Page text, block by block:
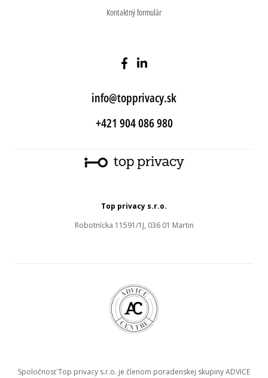
Kontaktný formulár
info@topprivacy.sk
+421 904 086 980
Top privacy s.r.o.
Robotnícka 11591/1J, 036 01 Martin
Spoločnosť Top privacy s.r.o. je členom poradenskej skupiny ADVICE